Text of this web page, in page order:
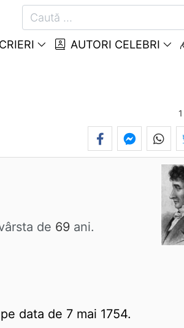
AUTORI CELEBRI
1
de 69 ani.
data de 7 mai 1754.